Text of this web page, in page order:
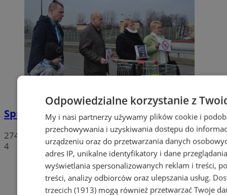
Sprzeciwiają się niedzieli wolnej od handlu
274
4
Odpowiedzialne korzystanie z
My i nasi partnerzy używamy plików cookie i
przechowywania i uzyskiwania dostępu do
urządzeniu oraz do przetwarzania danych
adres IP, unikalne identyfikatory i dane
wyświetlania spersonalizowanych reklam i treści,
treści, analizy odbiorców oraz ulepszania usług.
trzecich (1913)mogą również przetwarzać Twoje